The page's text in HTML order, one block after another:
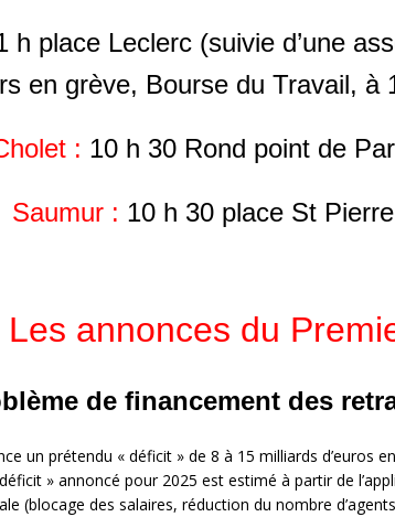
h place Leclerc (suivie d’une
en grève, Bourse du Travail, à
: 10 h 30 Rond point de
Saumur : 10 h 30 place St Pierre
annonces du
de financement des
un prétendu « déficit » de 8 à 15 milliards d’euros
» annoncé pour 2025 est estimé à partir de
(blocage des salaires, réduction du nombre